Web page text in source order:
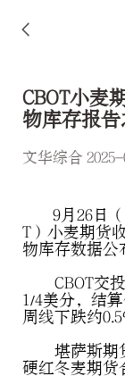
CBOT小麦
物库存报
文华综合
9月26日（
T）小麦期货
物库存数据公
CBOT交投
1/4美分，结
周线下跌约
堪萨斯期货
硬红冬麦期货